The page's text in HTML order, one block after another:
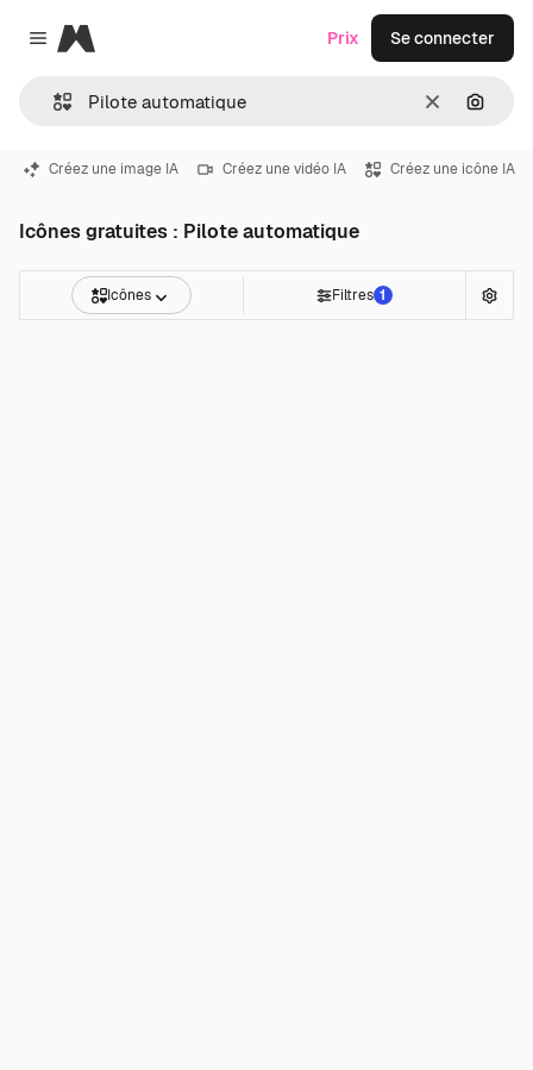
Close menu
Magnific
Effacer
Prix Se connecter
Créez une image IA Créez une vidéo IA Créez une icône IA
Icônes gratuites : Pilote automatique
Icônes Filtres 1